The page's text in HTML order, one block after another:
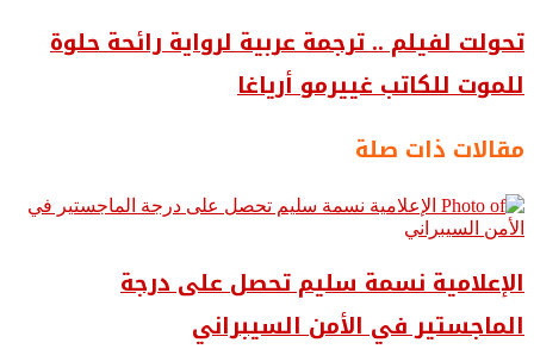
تحولت لفيلم .. ترجمة عربية لرواية رائحة حلوة
للموت للكاتب غييرمو أرياغا
مقالات ذات صلة
الإعلامية نسمة سليم تحصل على درجة
الماجستير في الأمن السيبراني